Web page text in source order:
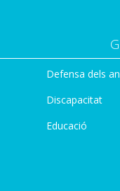
Defensa dels
Discapacitat
Educació